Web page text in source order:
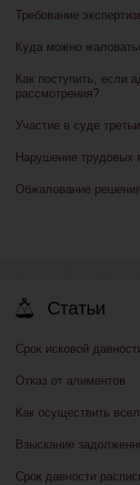
Требование
Куда можно
Как поступить, если
рассмотрения?
Участие в суде
Нарушение трудовых
Обжалование
Статьи
Срок исковой
Отказ от алиментов
Как осуществить
Взыскание
Срок давности